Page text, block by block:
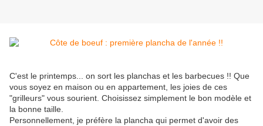
C'est le printemps... on sort les planchas et les barbecues !! Que
vous soyez en maison ou en appartement, les joies de ces
"grilleurs" vous sourient. Choisissez simplement le bon modèle et
la bonne taille.
Personnellement, je préfère la plancha qui permet d'avoir des